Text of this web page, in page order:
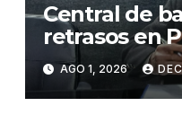
Central de
retrasos en
de Agua y
Juliaca
AGO 1, 2026